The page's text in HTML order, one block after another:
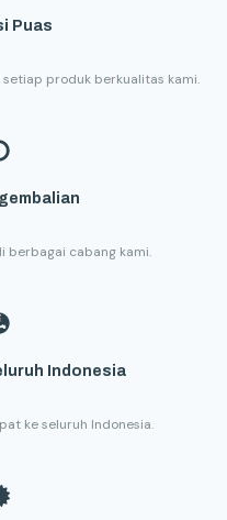
Puas
produk berkualitas kami.
berbagai cabang kami.
Indonesia
ke seluruh Indonesia.